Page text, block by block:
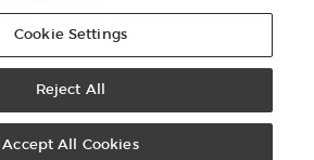
44-0-1480-710032
| Privacybeleid
Cookie Settings
Reject All
Accept All Cookies